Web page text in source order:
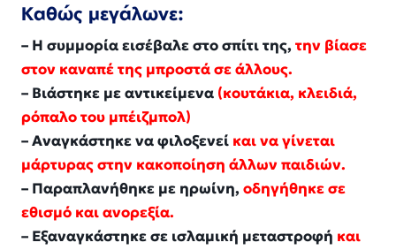
Καθώς μεγάλωνε:
– Η συμμορία εισέβαλε στο σπίτι της, την βίασε
στον καναπέ της μπροστά σε άλλους.
– Βιάστηκε με αντικείμενα (κουτάκια, κλειδιά,
ρόπαλο του μπέιζμπολ)
– Αναγκάστηκε να φιλοξενεί και να γίνεται
μάρτυρας στην κακοποίηση άλλων παιδιών.
– Παραπλανήθηκε με ηρωίνη, οδηγήθηκε σε
εθισμό και ανορεξία.
– Εξαναγκάστηκε σε ισλαμική μεταστροφή και